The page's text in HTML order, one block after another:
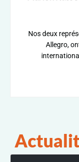
Nos deux
Allegro,